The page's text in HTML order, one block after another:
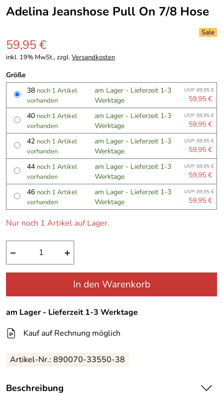
Adelina Jeanshose Pull On 7/8 Hose
59,95 €
inkl. 19% MwSt., zzgl.Versandkosten
Größe
38 noch 1 Artikel
vorhanden
am Lager - Lieferzeit 1-3
Werktage
UVP: 89,95 €
59,95 €
40 noch 1 Artikel
vorhanden
am Lager - Lieferzeit 1-3
Werktage
UVP: 89,95 €
59,95 €
42 noch 1 Artikel
vorhanden
am Lager - Lieferzeit 1-3
Werktage
UVP: 89,95 €
59,95 €
44 noch 1 Artikel
vorhanden
am Lager - Lieferzeit 1-3
Werktage
UVP: 89,95 €
59,95 €
46 noch 1 Artikel
vorhanden
am Lager - Lieferzeit 1-3
Werktage
UVP: 89,95 €
59,95 €
Nur noch 1 Artikel auf Lager.
− +
In den Warenkorb
am Lager - Lieferzeit 1-3 Werktage
Kauf auf Rechnung möglich
Artikel-Nr.: 890070-33550-38
Beschreibung